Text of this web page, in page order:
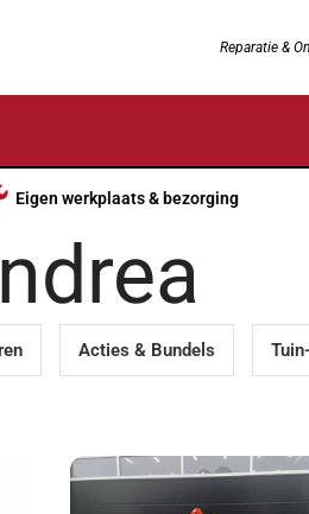
Reparatie &
Eigen werkplaats & bezorging
Acties & Bundels